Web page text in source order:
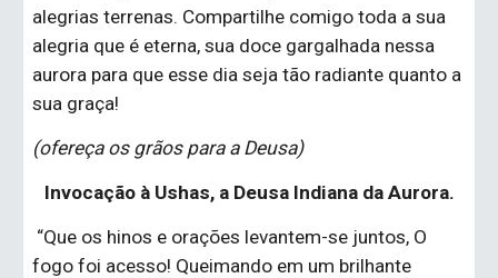
alegrias terrenas. Compartilhe comigo toda a sua
alegria que é eterna, sua doce gargalhada nessa
aurora para que esse dia seja tão radiante quanto a
sua graça!
(ofereça os grãos para a Deusa)
Invocação à Ushas, a Deusa Indiana da Aurora.
fogo foi acesso! Queimando em um brilhante